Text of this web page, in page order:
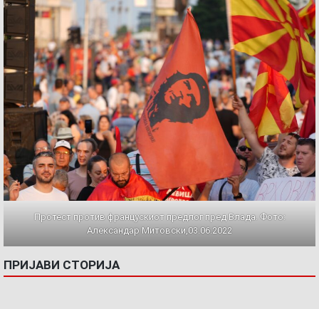
Протест против францускиот предлог пред Влада. Фото:
Александар Митовски,03.06.2022
ПРИЈАВИ СТОРИЈА